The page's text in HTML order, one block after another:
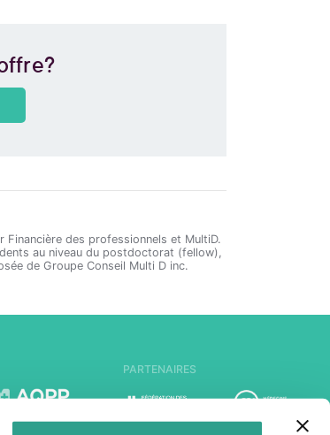
des professionnels et MultiD.
au niveau du postdoctorat (fellow),
de Groupe Conseil Multi D inc.
PARTENAIRES